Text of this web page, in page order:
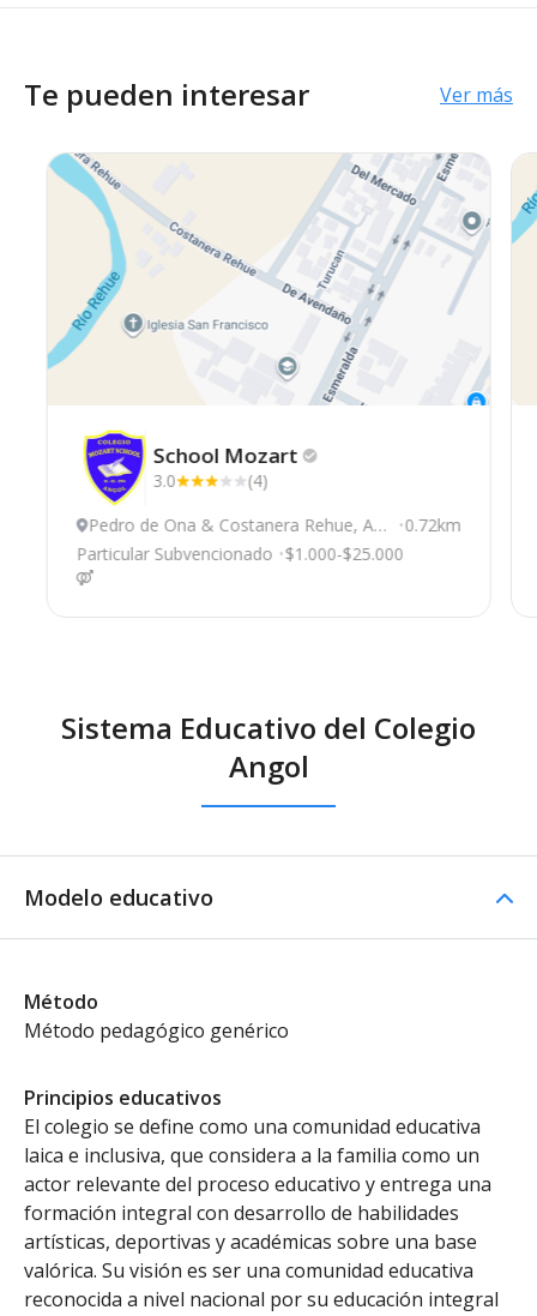
Te pueden interesar Ver más
School Mozart
3.0
(4)
Pedro de Ona & Costanera Rehue, An
gol
0.72km
Particular Subvencionado $1.000-$25.000
Sistema Educativo del Colegio
Angol
Modelo educativo
Método
Método pedagógico genérico
Principios educativos
El colegio se define como una comunidad educativa
laica e inclusiva, que considera a la familia como un
actor relevante del proceso educativo y entrega una
formación integral con desarrollo de habilidades
artísticas, deportivas y académicas sobre una base
valórica. Su visión es ser una comunidad educativa
reconocida a nivel nacional por su educación integral